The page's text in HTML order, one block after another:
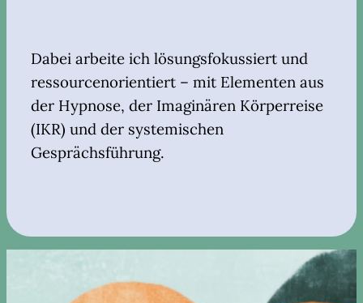
Dabei arbeite ich lösungsfokussiert und
ressourcenorientiert – mit Elementen aus
der Hypnose, der Imaginären Körperreise
(IKR) und der systemischen
Gesprächsführung.